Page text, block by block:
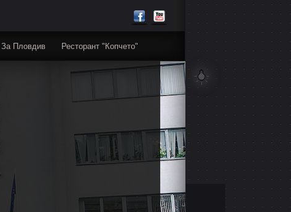
За Пловдив Ресторант "Копчето"